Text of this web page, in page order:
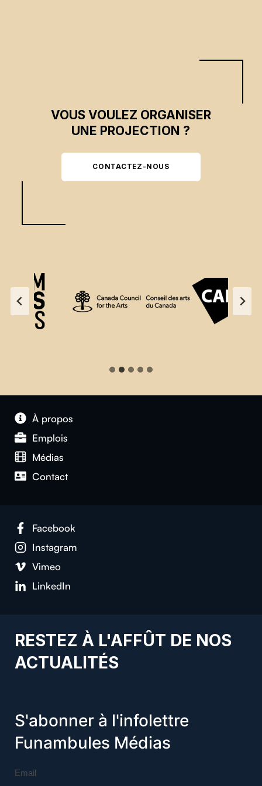
VOUS VOULEZ ORGANISER
UNE PROJECTION ?
CONTACTEZ-NOUS
À propos
Emplois
Médias
Contact
Facebook
Instagram
Vimeo
LinkedIn
RESTEZ À L'AFFÛT DE NOS
ACTUALITÉS
S'abonner à l'infolettre
Funambules Médias
Email